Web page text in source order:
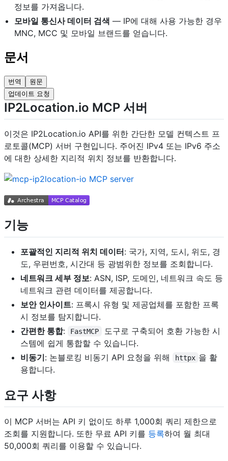
정보를 가져옵니다.
모바일 통신사 데이터 검색 — IP에 대해 사용 가능한 경우
MNC, MCC 및 모바일 브랜드를 얻습니다.
문서
번역
원문
업데이트 요청
IP2Location.io MCP 서버
이것은 IP2Location.io API를 위한 간단한 모델 컨텍스트 프
로토콜(MCP) 서버 구현입니다. 주어진 IPv4 또는 IPv6 주소
에 대한 상세한 지리적 위치 정보를 반환합니다.
기능
포괄적인 지리적 위치 데이터: 국가, 지역, 도시, 위도, 경
도, 우편번호, 시간대 등 광범위한 정보를 조회합니다.
네트워크 세부 정보: ASN, ISP, 도메인, 네트워크 속도 등
네트워크 관련 데이터를 제공합니다.
보안 인사이트: 프록시 유형 및 제공업체를 포함한 프록
시 정보를 탐지합니다.
간편한 통합: FastMCP
도구로 구축되어 호환 가능한 시
스템에 쉽게 통합할 수 있습니다.
비동기: 논블로킹 비동기 API 요청을 위해 httpx 을 활
용합니다.
요구 사항
이 MCP 서버는 API 키 없이도 하루 1,000회 쿼리 제한으로
조회를 지원합니다. 또한 무료 API 키를 등록하여 월 최대
50,000회 쿼리를 이용할 수 있습니다.